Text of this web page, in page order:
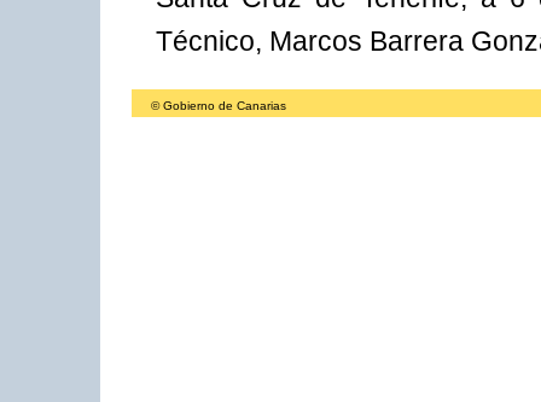
Técnico, Marcos Barrera
© Gobierno de Canarias